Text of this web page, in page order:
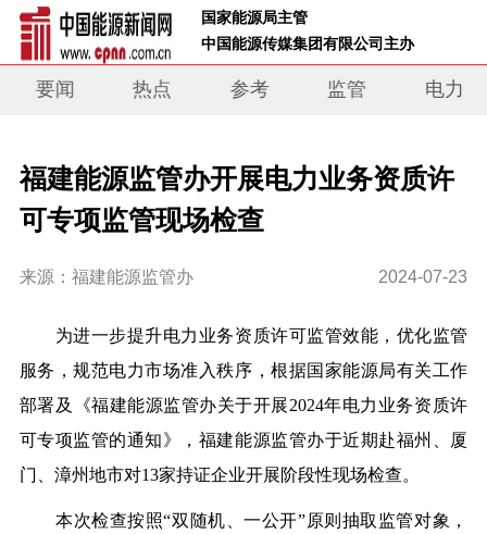
国家能源局主管
中国能源传媒集团有限公司主办
要闻 热点 参考 监管 电力
福建能源监管办开展电力业务资质许
可专项监管现场检查
来源：福建能源监管办 2024-07-23
为进一步提升电力业务资质许可监管效能，优化监管
服务，规范电力市场准入秩序，根据国家能源局有关工作
部署及《福建能源监管办关于开展2024年电力业务资质许
可专项监管的通知》，福建能源监管办于近期赴福州、厦
门、漳州地市对13家持证企业开展阶段性现场检查。
本次检查按照“双随机、一公开”原则抽取监管对象，